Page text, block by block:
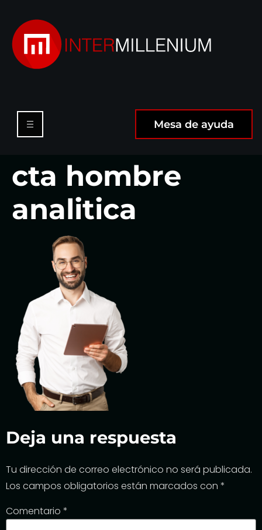
Mesa de ayuda
cta hombre
analitica
Deja una respuesta
Tu dirección de correo electrónico no será publicada.
Los campos obligatorios están marcados con *
Comentario *